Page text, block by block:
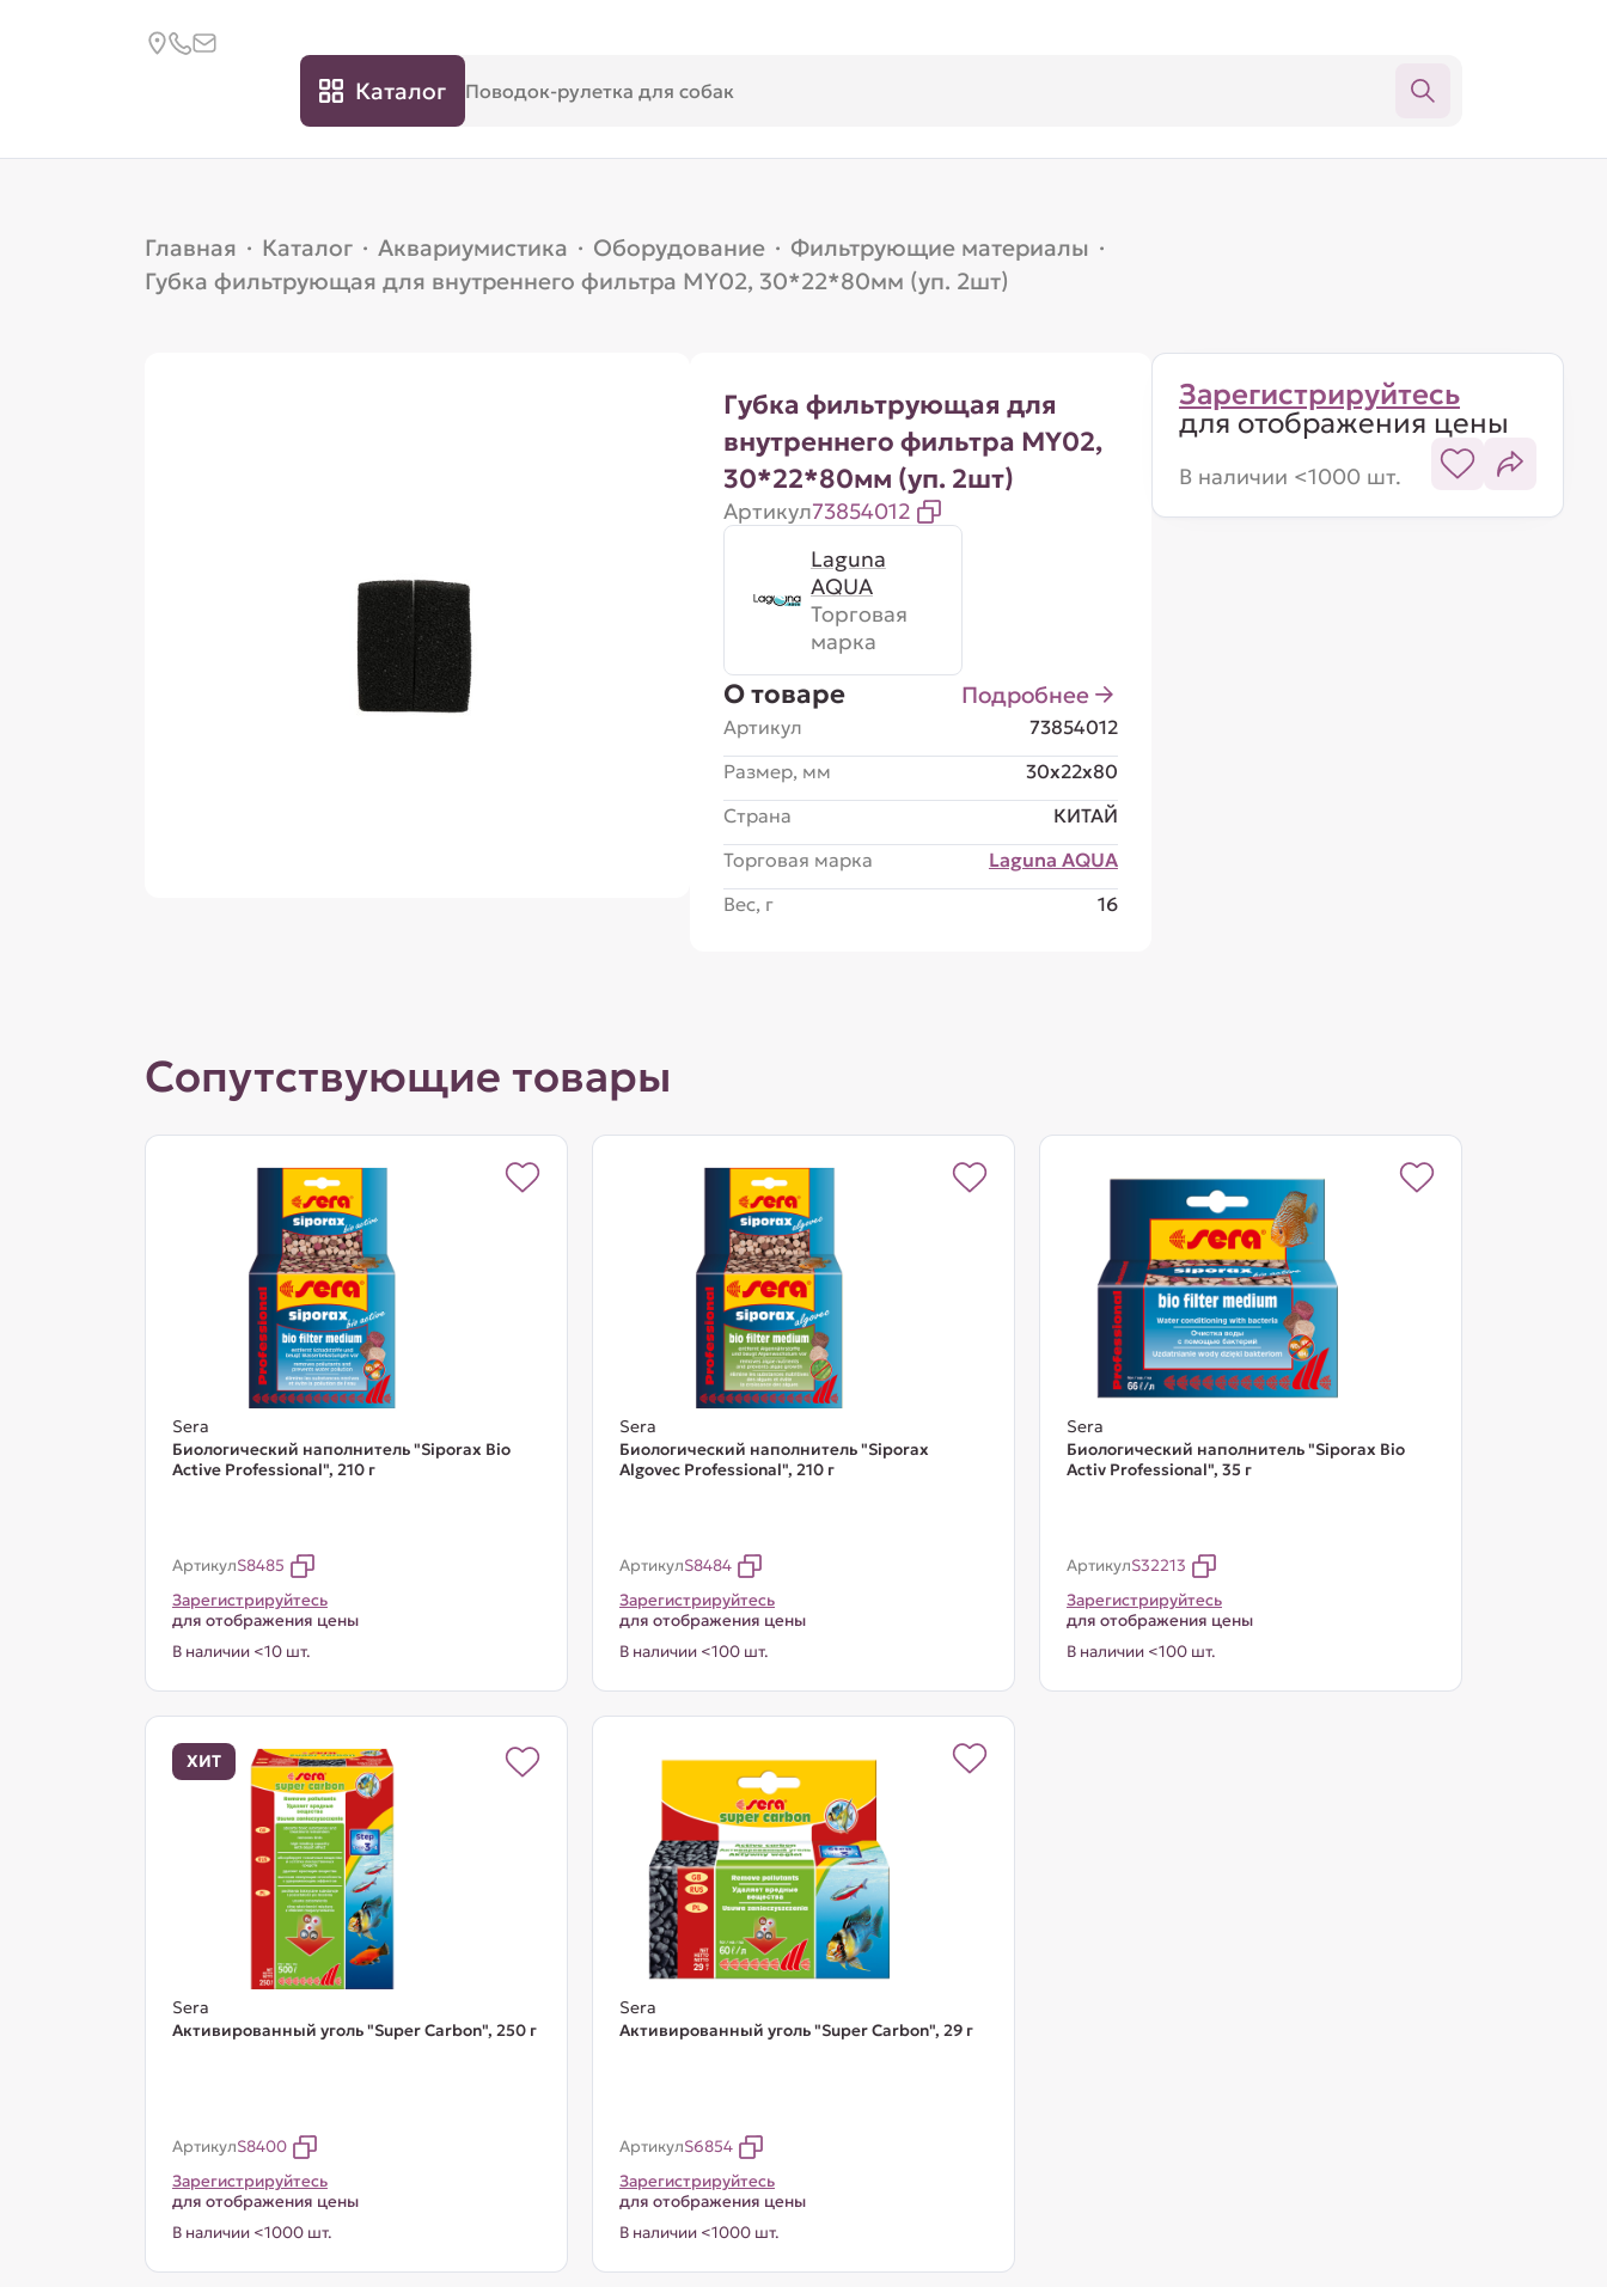
Каталог
Главная · Каталог · Аквариумистика · Оборудование · Фильтрующие материалы ·
Губка фильтрующая для внутреннего фильтра MY02, 30*22*80мм (уп. 2шт)
Губка фильтрующая для
внутреннего фильтра MY02,
30*22*80мм (уп. 2шт)
Артикул73854012
Laguna
AQUA
Торговая
марка
О товаре Подробнее
Артикул
73854012
Размер, мм
30x22x80
Страна
КИТАЙ
Торговая марка
Laguna AQUA
Вес, г
16
Зарегистрируйтесь
для отображения цены
В наличии <1000 шт.
Сопутствующие товары
Sera
Биологический наполнитель "Siporax Bio
Active Professional", 210 г
АртикулS8485
Зарегистрируйтесь
для отображения цены
В наличии <10 шт.
Sera
Биологический наполнитель "Siporax
Algovec Professional", 210 г
АртикулS8484
Зарегистрируйтесь
для отображения цены
В наличии <100 шт.
Sera
Биологический наполнитель "Siporax Bio
Activ Professional", 35 г
АртикулS32213
Зарегистрируйтесь
для отображения цены
В наличии <100 шт.
ХИТ
Sera
Активированный уголь "Super Carbon", 250 г
АртикулS8400
Зарегистрируйтесь
для отображения цены
В наличии <1000 шт.
Sera
Активированный уголь "Super Carbon", 29 г
АртикулS6854
Зарегистрируйтесь
для отображения цены
В наличии <1000 шт.